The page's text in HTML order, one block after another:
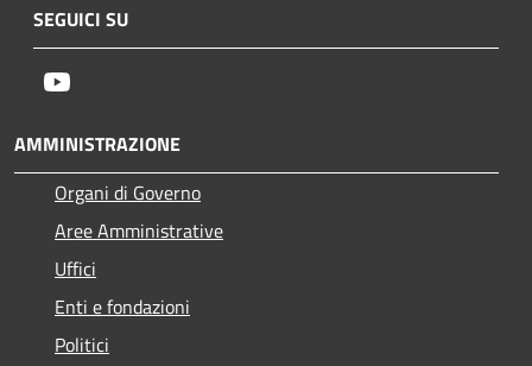
SEGUICI SU
AMMINISTRAZIONE
Organi di Governo
Aree Amministrative
Uffici
Enti e fondazioni
Politici